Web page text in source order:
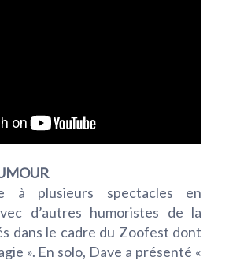
à plusieurs spectacles en
d’autres humoristes de la
dans le cadre du Zoofest dont
». En solo, Dave a présenté «